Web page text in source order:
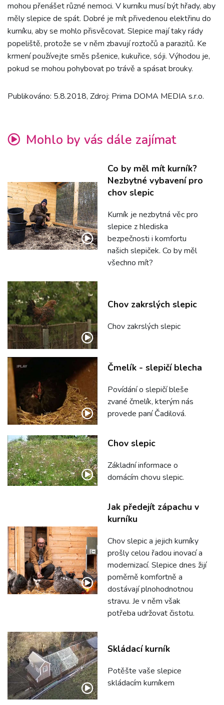
mohou přenášet různé nemoci. V kurníku musí být hřady, aby
měly slepice de spát. Dobré je mít přivedenou elektřinu do
kurníku, aby se mohlo přisvěcovat. Slepice mají taky rády
popeliště, protože se v něm zbavují roztočů a parazitů. Ke
krmení používejte směs pšenice, kukuřice, sóji. Výhodou je,
pokud se mohou pohybovat po trávě a spásat brouky.
Publikováno: 5.8.2018, Zdroj: Prima DOMA MEDIA s.r.o.
Mohlo by vás dále zajímat
Co by měl mít kurník?
Nezbytné vybavení pro
chov slepic
Kurník je nezbytná věc pro
slepice z hlediska
bezpečnosti i komfortu
našich slepiček. Co by měl
všechno mít?
Chov zakrslých slepic
Chov zakrslých slepic
Čmelík - slepičí blecha
Povídání o slepičí bleše
zvané čmelík, kterým nás
provede paní Čadilová.
Chov slepic
Základní informace o
domácím chovu slepic.
Jak předejít zápachu v
kurníku
Chov slepic a jejich kurníky
prošly celou řadou inovací a
modernizací. Slepice dnes žijí
poměrně komfortně a
dostávají plnohodnotnou
stravu. Je v něm však
potřeba udržovat čistotu.
Skládací kurník
Potěšte vaše slepice
skládacím kurníkem